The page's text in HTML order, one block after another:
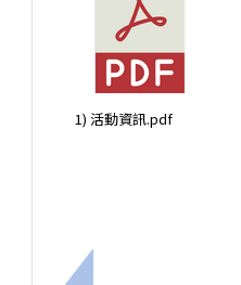
1) 活動資訊.pdf